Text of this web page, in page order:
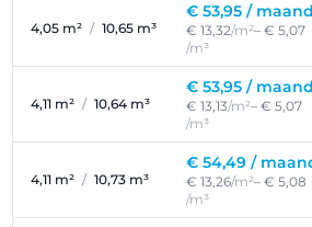
4,05 m² / 10,65 m³
€ 53,95 / maand
€ 13,32/m²– € 5,07
/m³
4,11 m² / 10,64 m³
€ 53,95 / maand
€ 13,13/m²– € 5,07
/m³
4,11 m² / 10,73 m³
€ 54,49 /
€ 13,26/m²– € 5,08
/m³